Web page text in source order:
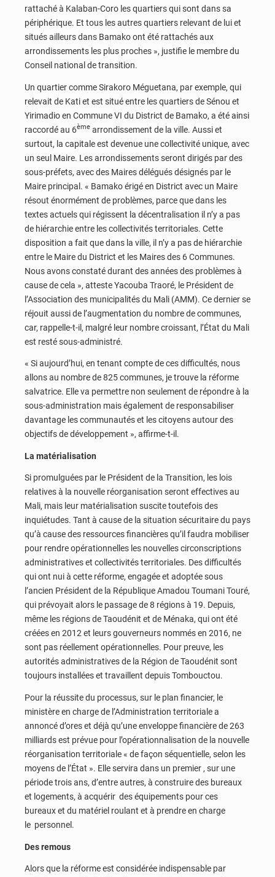
rattaché à Kalaban-Coro les quartiers qui sont dans sa
périphérique. Et tous les autres quartiers relevant de lui et
situés ailleurs dans Bamako ont été rattachés aux
arrondissements les plus proches », justifie le membre du
Conseil national de transition.
Un quartier comme Sirakoro Méguetana, par exemple, qui
relevait de Kati et est situé entre les quartiers de Sénou et
Yirimadio en Commune VI du District de Bamako, a été ainsi
raccordé au 6ème arrondissement de la ville. Aussi et
surtout, la capitale est devenue une collectivité unique, avec
un seul Maire. Les arrondissements seront dirigés par des
sous-préfets, avec des Maires délégués désignés par le
Maire principal. « Bamako érigé en District avec un Maire
résout énormément de problèmes, parce que dans les
textes actuels qui régissent la décentralisation il n’y a pas
de hiérarchie entre les collectivités territoriales. Cette
disposition a fait que dans la ville, il n’y a pas de hiérarchie
entre le Maire du District et les Maires des 6 Communes.
Nous avons constaté durant des années des problèmes à
cause de cela », atteste Yacouba Traoré, le Président de
l’Association des municipalités du Mali (AMM). Ce dernier se
réjouit aussi de l’augmentation du nombre de communes,
car, rappelle-t-il, malgré leur nombre croissant, l’État du Mali
est resté sous-administré.
« Si aujourd’hui, en tenant compte de ces difficultés, nous
allons au nombre de 825 communes, je trouve la réforme
salvatrice. Elle va permettre non seulement de répondre à la
sous-administration mais également de responsabiliser
davantage les communautés et les citoyens autour des
objectifs de développement », affirme-t-il.
La matérialisation
Si promulguées par le Président de la Transition, les lois
relatives à la nouvelle réorganisation seront effectives au
Mali, mais leur matérialisation suscite toutefois des
inquiétudes. Tant à cause de la situation sécuritaire du pays
qu’à cause des ressources financières qu’il faudra mobiliser
pour rendre opérationnelles les nouvelles circonscriptions
administratives et collectivités territoriales. Des difficultés
qui ont nui à cette réforme, engagée et adoptée sous
l’ancien Président de la République Amadou Toumani Touré,
qui prévoyait alors le passage de 8 régions à 19. Depuis,
même les régions de Taoudénit et de Ménaka, qui ont été
créées en 2012 et leurs gouverneurs nommés en 2016, ne
sont pas réellement opérationnelles. Pour preuve, les
autorités administratives de la Région de Taoudénit sont
toujours installées et travaillent depuis Tombouctou.
Pour la réussite du processus, sur le plan financier, le
ministère en charge de l’Administration territoriale a
annoncé d’ores et déjà qu’une enveloppe financière de 263
milliards est prévue pour l’opérationnalisation de la nouvelle
réorganisation territoriale « de façon séquentielle, selon les
moyens de l’État ». Elle servira dans un premier , sur une
période trois ans, d’entre autres, à construire des bureaux
et logements, à acquérir des équipements pour ces
bureaux et du matériel roulant et à prendre en charge
le personnel.
Des remous
Alors que la réforme est considérée indispensable par